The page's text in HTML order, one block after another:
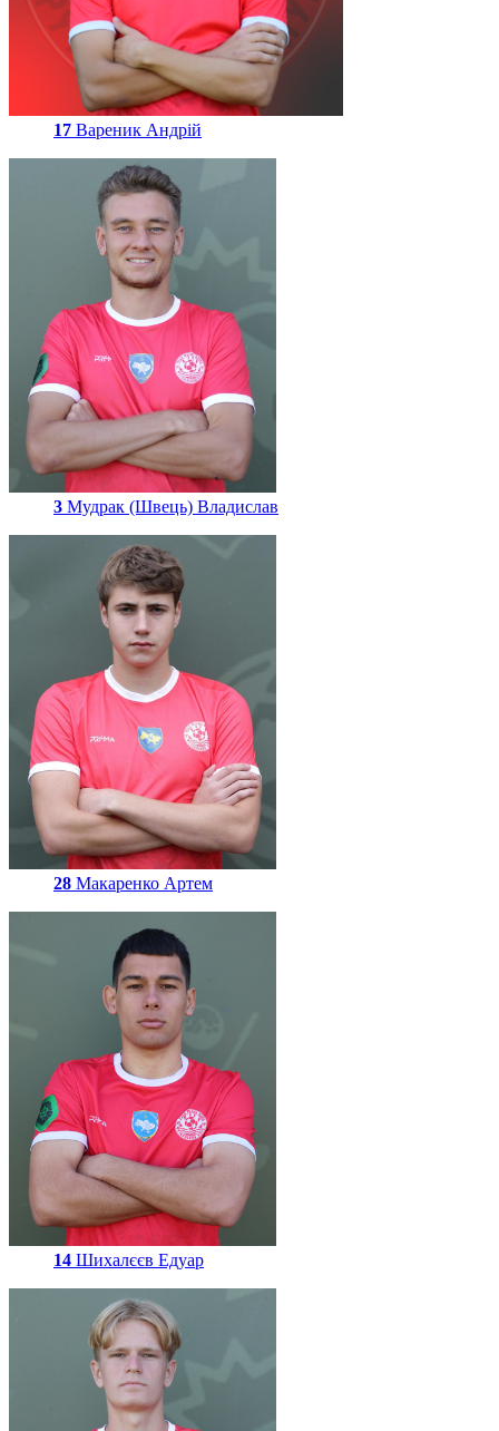
17 Вареник Андрій
3 Мудрак (Швець) Владислав
28 Макаренко Артем
14 Шихалєєв Едуар